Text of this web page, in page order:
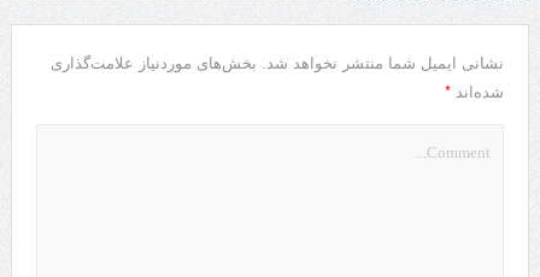
نشانی ایمیل شما منتشر نخواهد شد. بخش‌های موردنیاز علامت‌گذاری
شده‌اند *